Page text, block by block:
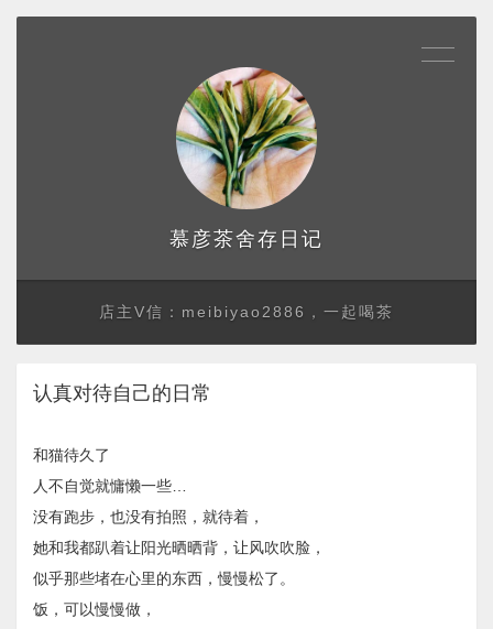
慕彦茶舍存日记
店主V信：meibiyao2886，一起喝茶
认真对待自己的日常
和猫待久了
人不自觉就慵懒一些…
没有跑步，也没有拍照，就待着，
她和我都趴着让阳光晒晒背，让风吹吹脸，
似乎那些堵在心里的东西，慢慢松了。
饭，可以慢慢做，